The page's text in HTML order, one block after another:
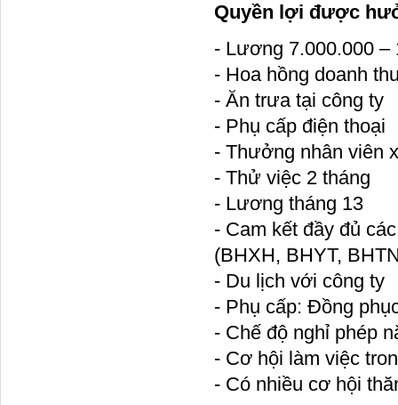
Quyền lợi được
- Lương 7.000.000 –
- Hoa hồng doanh
- Ăn trưa tại công ty
- Phụ cấp điện thoại
- Thưởng nhân viên
- Thử việc 2 tháng
- Lương tháng 13
- Cam kết đầy đủ
(BHXH, BHYT,
- Du lịch với công ty
- Phụ cấp: Đồng
- Chế độ nghỉ phép
- Cơ hội làm việc
- Có nhiều cơ hội